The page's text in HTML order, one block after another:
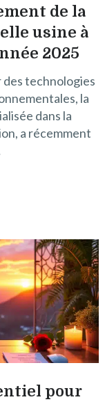
de la
usine à
2025
des technologies
la
dans la
a récemment
pour